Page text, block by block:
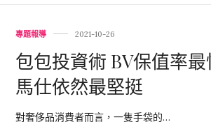
專題報導 2021-10-26
包包投資術 BV保值率
馬仕依然最堅挺
對奢侈品消費者而言，一隻手袋的…